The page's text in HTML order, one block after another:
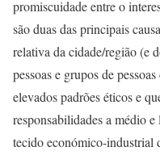
promiscuidade entre o
são duas das principais
relativa da cidade/região (e
pessoas e grupos de
elevados padrões éticos e
responsabilidades a médio
tecido económico-industrial